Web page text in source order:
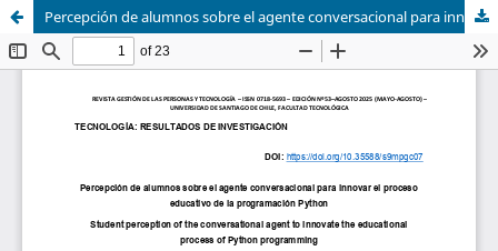
Percepción de alumnos sobre el agente conversacional para innovar el proceso educativo de la programación Python